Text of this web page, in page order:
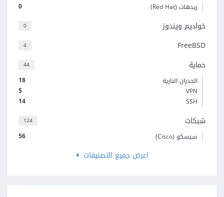
0 ريدهات (Red Hat)
0 خواديم ويندوز
4 FreeBSD
44 حماية
18
الجدران النارية
5
VPN
14
SSH
124 شبكات
56 سيسكو (Cisco)
اعرض جميع التصنيفات